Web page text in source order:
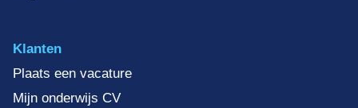
Klanten
Plaats een vacature
Mijn onderwijs CV